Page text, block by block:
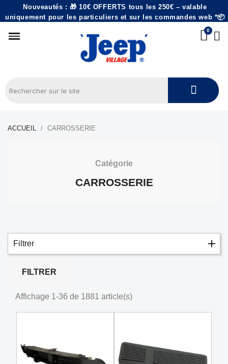
Nouveautés : 🎁 10€ OFFERTS tous les 250€ – valable
uniquement pour les particuliers et sur les commandes web *📦
ACCUEIL CARROSSERIE
Catégorie
CARROSSERIE
Filtrer
FILTRER
Affichage 1-36 de 1881 article(s)